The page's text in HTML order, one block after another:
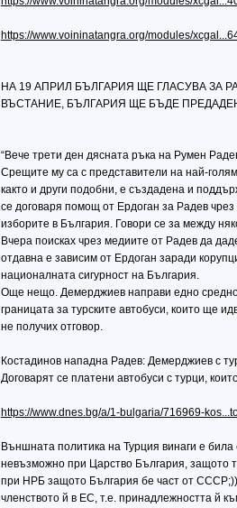
https://www.voininatangra.org/modules/
НА 19 АПРИЛ БЪЛГАРИЯ ЩЕ ГЛАСУВА ЗА
ВЪСТАНИЕ, БЪЛГАРИЯ ЩЕ БЪДЕ
“Вече трети ден дясната ръка на Румен
Срещите му са с представители на най-
както и други подобни, е създадена и
се договаря помощ от Ердоган за Радев
изборите в България. Говори се за между
Вчера поисках чрез медиите от Радев да
отдавна е зависим от Ердоган заради
националната сигурност на България.
Още нещо. Демерджиев направи едно
границата за турските автобуси, които ще
не получих отговор.
Костадинов нападна Радев: Демерджиев с
Договарят се платени автобуси с турци,
https://www.dnes.bg/a/1-bulgaria/716969-
Външната политика на Турция винаги е
невъзможно при Царство България, защото
при НРБ защото България бе част от
членството й в ЕС, т.е. принадлежността й